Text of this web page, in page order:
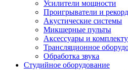
Усилители мощности
Проигрыватели и
Акустические системы
Микшерные пульты
Аксессуары и
Трансляционное
Обработка звука
Студийное оборудование